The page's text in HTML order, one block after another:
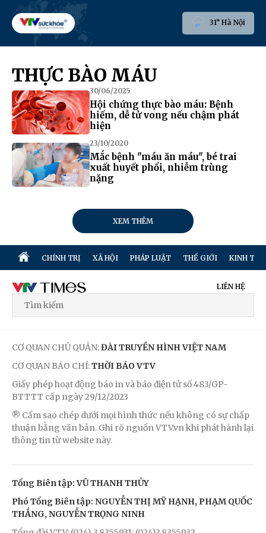
31° Hà Nội
THỰC BÀO MÁU
30/06/2025
Hội chứng thực bào máu: Bệnh
hiếm, dễ tử vong nếu chậm phát
hiện
23/10/2020
Mắc bệnh "máu ăn máu", bé trai
xuất huyết phổi, nhiễm trùng
nặng
XEM THÊM
CHÍNH TRỊ XÃ HỘI PHÁP LUẬT THẾ GIỚI KINH TẾ
LIÊN HỆ
CƠ QUAN CHỦ QUẢN:ĐÀI TRUYỀN HÌNH VIỆT NAM
CƠ QUAN BÁO CHÍ:THỜI BÁO VTV
Giấy phép hoạt động báo in và báo điện tử số 483/GP-
BTTTT cấp ngày 29/12/2023
® Cấm sao chép dưới mọi hình thức nếu không có sự chấp
thuận bằng văn bản. Ghi rõ nguồn VTV.vn khi phát hành lại
thông tin từ website này.
Tổng Biên tập: VŨ THANH THỦY
Phó Tổng Biên tập: NGUYỄN THỊ MỸ HẠNH, PHẠM QUỐC
THẮNG, NGUYỄN TRỌNG NINH